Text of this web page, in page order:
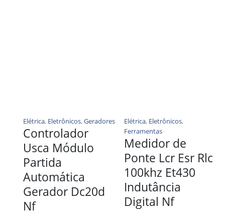
Elétrica, Eletrônicos,Geradores
Controlador
Usca Módulo
Partida
Automática
Gerador Dc20d
Nf
Elétrica, Eletrônicos,
Ferramentas
Medidor de
Ponte Lcr Esr Rlc
100khz Et430
Indutância
Digital Nf